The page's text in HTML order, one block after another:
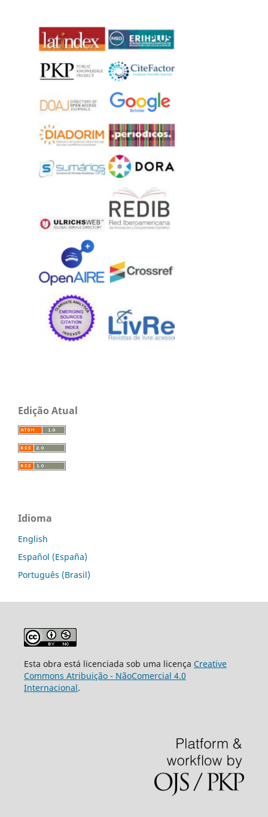
Edição Atual
Idioma
English
Español (España)
Português (Brasil)
Esta obra está licenciada sob uma licença Creative
Commons Atribuição - NãoComercial 4.0
Internacional.